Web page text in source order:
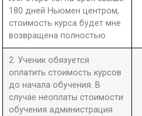
180 дней Ньюмен центром,
стоимость курса будет мне
возвращена полностью.
2. Ученик обязуется
оплатить стоимость курсов
до начала обучения. В
случае неоплаты стоимости
обучения администрация